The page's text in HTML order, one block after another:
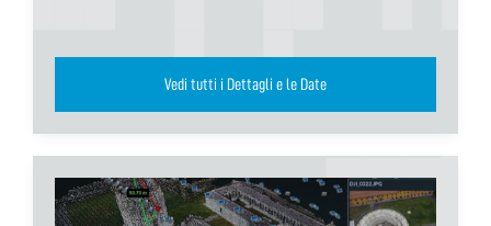
Vedi tutti i Dettagli e le Date